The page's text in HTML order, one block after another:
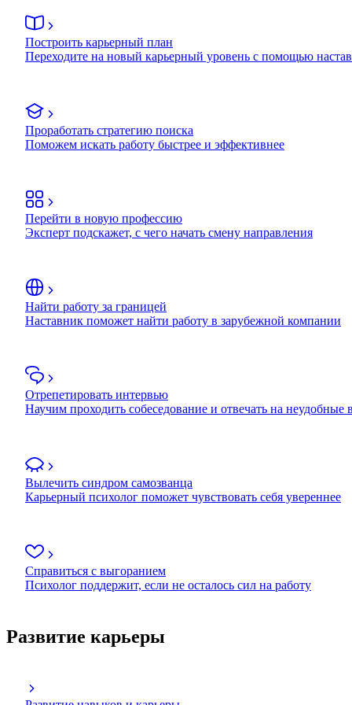
Построить карьерный план
Переходите на новый карьерный уровень с помощью
Проработать стратегию поиска
Поможем искать работу быстрее и эффективнее
Перейти в новую профессию
Эксперт подскажет, с чего начать смену направления
Найти работу за границей
Наставник поможет найти работу в зарубежной компании
Отрепетировать интервью
Научим проходить собеседование и отвечать на неудобные
Вылечить синдром самозванца
Карьерный психолог поможет чувствовать себя увереннее
Справиться с выгоранием
Психолог поддержит, если не осталось сил на работу
Развитие карьеры